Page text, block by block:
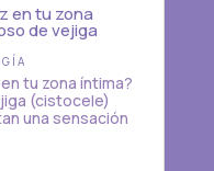
en tu zona
de vejiga
tu zona íntima?
(cistocele)
una sensación